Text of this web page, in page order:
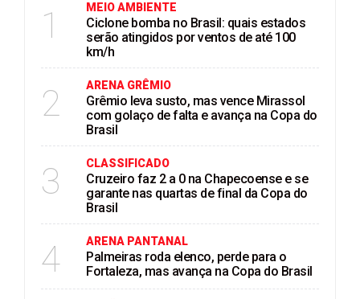
1 MEIO AMBIENTE
Ciclone bomba no Brasil: quais estados
serão atingidos por ventos de até 100
km/h
2 ARENA GRÊMIO
Grêmio leva susto, mas vence Mirassol
com golaço de falta e avança na Copa do
Brasil
3 CLASSIFICADO
Cruzeiro faz 2 a 0 na Chapecoense e se
garante nas quartas de final da Copa do
Brasil
4 ARENA PANTANAL
Palmeiras roda elenco, perde para o
Fortaleza, mas avança na Copa do Brasil